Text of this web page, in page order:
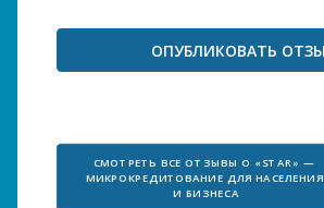
СМОТРЕТЬ ВСЕ ОТЗЫВЫ О «STAR» —
МИКРОКРЕДИТОВАНИЕ ДЛЯ НАСЕЛЕНИЯ
И БИЗНЕСА